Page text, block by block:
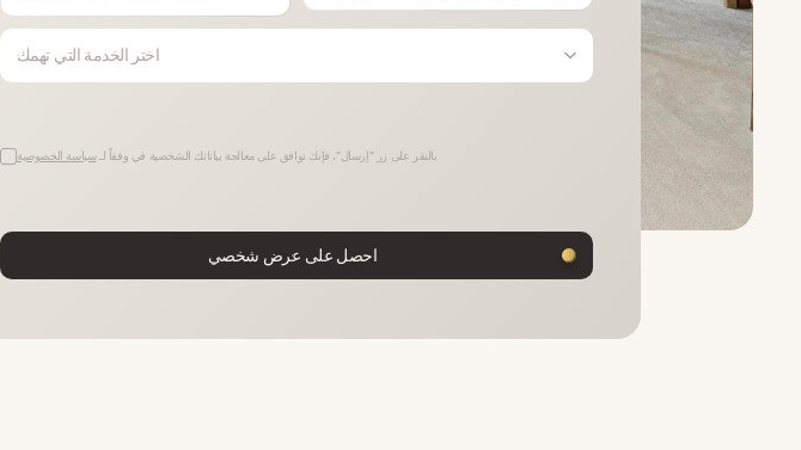
اختر الخدمة التي تهمك
بالنقر على زر "إرسال"، فإنك توافق على معالجة بياناتك الشخصية في وفقاً لـ سياسة الخصوصية
احصل على عرض شخصي